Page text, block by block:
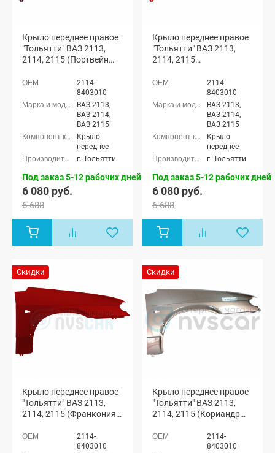
Крыло переднее правое
"Тольятти" ВАЗ 2113,
2114, 2115 (Портвейн
2114-
8403010
ВАЗ 2113,
ВАЗ 2114,
ВАЗ 2115
Крыло
переднее
г. Тольятти
Под заказ 5-12 рабочих дней
6 080 руб.
6 688
Крыло переднее правое
"Тольятти" ВАЗ 2113,
2114, 2115
190)
2114-
8403010
ВАЗ 2113,
ВАЗ 2114,
ВАЗ 2115
Крыло
переднее
г. Тольятти
Под заказ 5-12 рабочих дней
6 080 руб.
6 688
Скидки
Крыло переднее правое
"Тольятти" ВАЗ 2113,
2114, 2115 (Франкония
2114-
8403010
Скидки
Крыло переднее правое
"Тольятти" ВАЗ 2113,
2114, 2115 (Кориандр
2114-
8403010